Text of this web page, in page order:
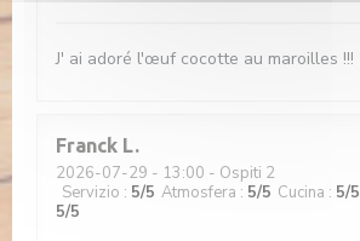
J' ai adoré l'œuf cocotte au maroilles !!!
Franck L
2026-07-29 - 13:00 - Ospiti 2
Servizio : 5/5 Atmosfera : 5/5 Cucina : 5/5
5/5